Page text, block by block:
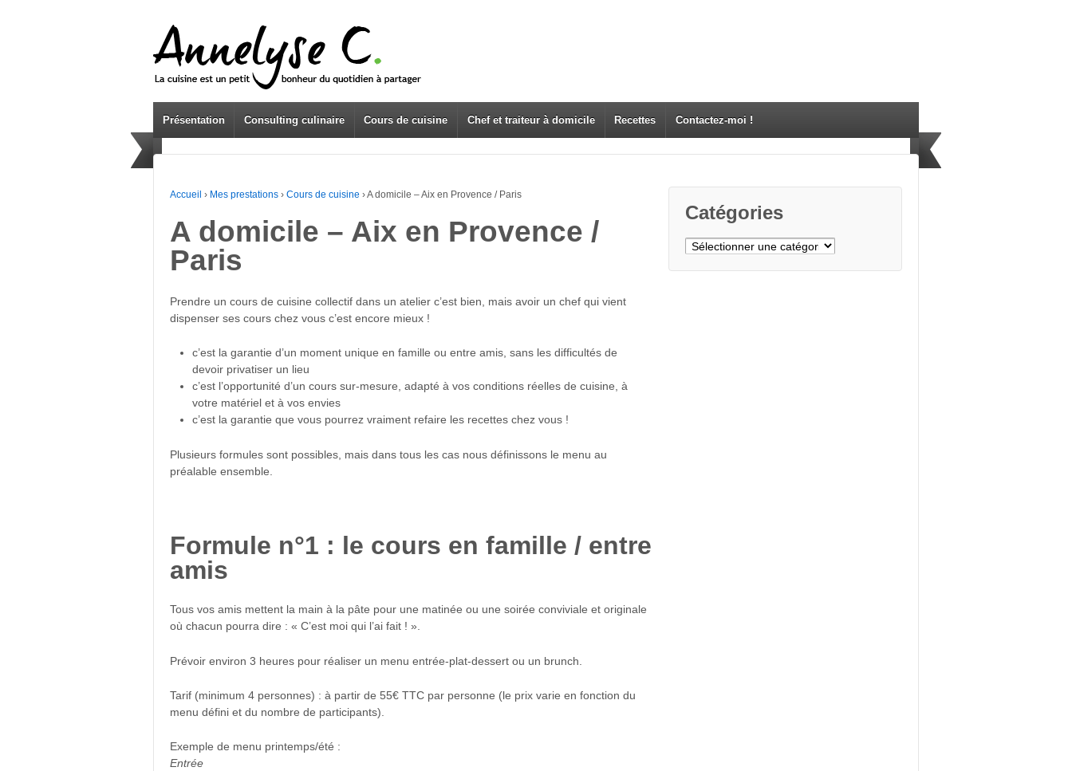
Présentation Consulting culinaire Cours de cuisine Chef et traiteur à domicile Recettes Contactez-moi !
Accueil › Mes prestations › Cours de cuisine ›A domicile – Aix en Provence / Paris
A domicile – Aix en Provence /
Paris
Prendre un cours de cuisine collectif dans un atelier c’est bien, mais avoir un chef qui vient
dispenser ses cours chez vous c’est encore mieux !
c’est la garantie d’un moment unique en famille ou entre amis, sans les difficultés de
devoir privatiser un lieu
c’est l’opportunité d’un cours sur-mesure, adapté à vos conditions réelles de cuisine, à
votre matériel et à vos envies
c’est la garantie que vous pourrez vraiment refaire les recettes chez vous !
Plusieurs formules sont possibles, mais dans tous les cas nous définissons le menu au
préalable ensemble.
Formule n°1 : le cours en famille / entre
amis
Tous vos amis mettent la main à la pâte pour une matinée ou une soirée conviviale et originale
où chacun pourra dire : « C’est moi qui l’ai fait ! ».
Prévoir environ 3 heures pour réaliser un menu entrée-plat-dessert ou un brunch.
Tarif (minimum 4 personnes) : à partir de 55€ TTC par personne (le prix varie en fonction du
menu défini et du nombre de participants).
Exemple de menu printemps/été :
Entrée
Catégories
Catégories